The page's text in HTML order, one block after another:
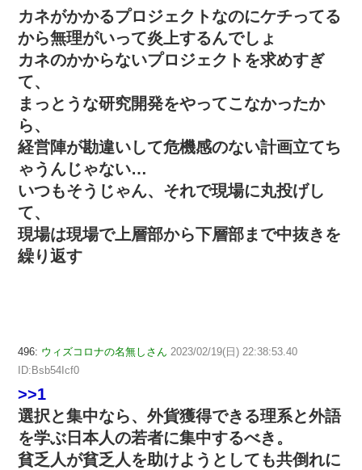
カネがかかるプロジェクトなのにケチってる
から無理がいって炎上するんでしょ
カネのかからないプロジェクトを求めすぎ
て、
まっとうな研究開発をやってこなかったか
ら、
経営陣が勘違いして危機感のない計画立てち
ゃうんじゃない…
いつもそうじゃん、それで現場に丸投げし
て、
現場は現場で上層部から下層部まで中抜きを
繰り返す
496: ウィズコロナの名無しさん 2023/02/19(日) 22:38:53.40
ID:Bsb54Icf0
>>1
選択と集中なら、外貨獲得できる理系と外語
を学ぶ日本人の若者に集中するべき。
貧乏人が貧乏人を助けようとしても共倒れに